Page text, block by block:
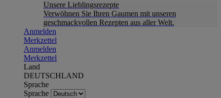
Unsere Lieblingsrezepte
Verwöhnen Sie Ihren Gaumen mit unseren
geschmackvollen Rezepten aus aller Welt.
Anmelden
Merkzettel
Anmelden
Merkzettel
Land
DEUTSCHLAND
Sprache
Sprache